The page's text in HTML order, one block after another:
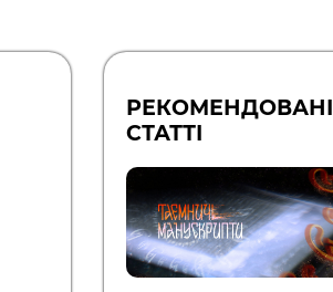
РЕКОМЕНДОВАНІ
СТАТТІ